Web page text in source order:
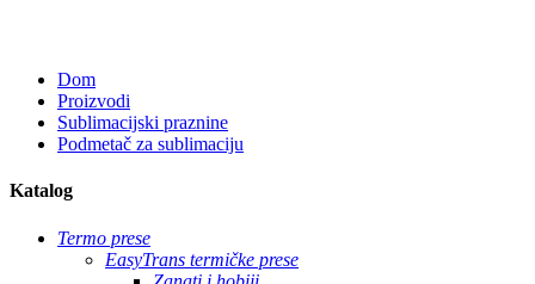
Dom
Proizvodi
Sublimacijski praznine
Podmetač za sublimaciju
Katalog
Termo prese
EasyTrans termičke prese